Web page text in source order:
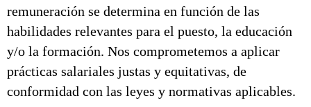
remuneración se determina en función de las
habilidades relevantes para el puesto, la educación
y/o la formación. Nos comprometemos a aplicar
prácticas salariales justas y equitativas, de
conformidad con las leyes y normativas aplicables.